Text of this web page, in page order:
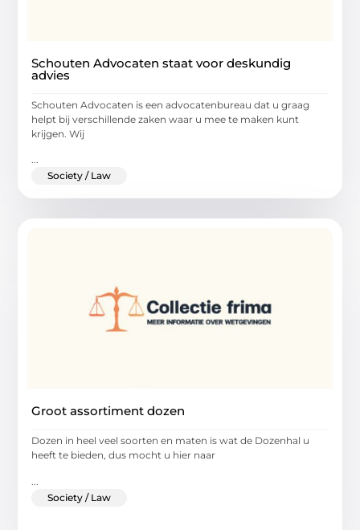
Schouten Advocaten staat voor deskundig
advies
Schouten Advocaten is een advocatenbureau dat u graag
helpt bij verschillende zaken waar u mee te maken kunt
krijgen. Wij
...
Society / Law
Groot assortiment dozen
Dozen in heel veel soorten en maten is wat de Dozenhal u
heeft te bieden, dus mocht u hier naar
Society / Law